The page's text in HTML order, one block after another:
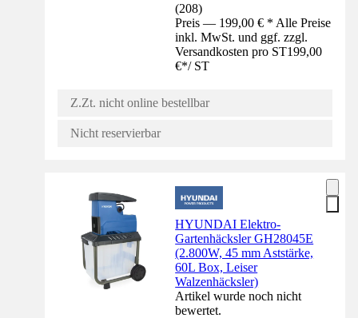
(208)
Preis — 199,00 € * Alle Preise
inkl. MwSt. und ggf. zzgl.
Versandkosten pro ST199,00
€*/ ST
Z.Zt. nicht online bestellbar
Nicht reservierbar
HYUNDAI Elektro-
Gartenhäcksler GH28045E
(2.800W, 45 mm Aststärke,
60L Box, Leiser
Walzenhäcksler)
Artikel wurde noch nicht
bewertet.